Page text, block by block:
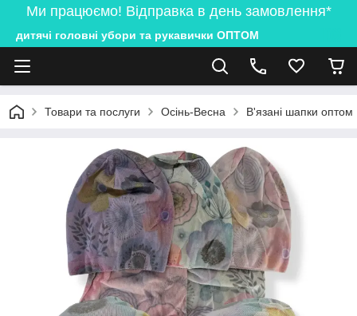
Ми працюємо! Відправка в день замовлення*
дитячі головні убори та рукавички ОПТОМ
Товари та послуги Осінь-Весна В'язані шапки оптом